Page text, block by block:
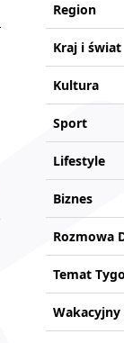
Region
Kraj i świat
Kultura
Sport
Lifestyle
Biznes
Rozmowa
Temat